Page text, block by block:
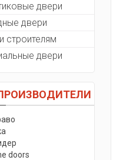
двери
двери
строителям
двери
doors